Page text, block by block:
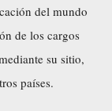
del mundo
de los cargos
su sitio,
países.